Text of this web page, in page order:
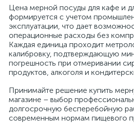
Цена мерной посуды для кафе и
формируется с учетом
эксплуатации, что дает
операционные расходы без
Каждая единица проходит
калибровку, подтверждающую
погрешность при отмеривании
продуктов, алкоголя и
Принимайте решение купить
магазине – выбор
долгосрочную бесперебойную
современным нормам пищевого